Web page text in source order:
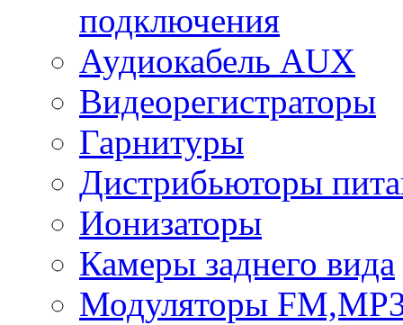
подключения
Аудиокабель AUX
Видеорегистраторы
Гарнитуры
Дистрибьюторы
Ионизаторы
Камеры заднего вида
Модуляторы